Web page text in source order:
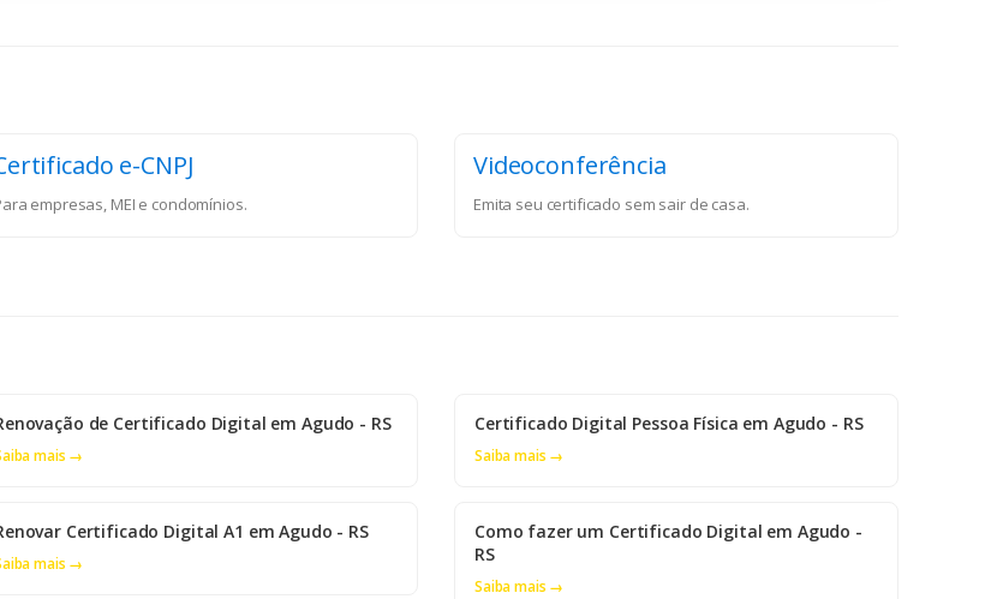
e-CNPJ
empresas, MEI e condomínios.
Videoconferência
Emita seu certificado sem sair de casa.
de Certificado Digital em Agudo - RS
mais →
Certificado Digital Pessoa Física em Agudo - RS
Saiba mais →
Certificado Digital A1 em Agudo - RS
mais →
Como fazer um Certificado Digital em Agudo -
RS
Saiba mais →